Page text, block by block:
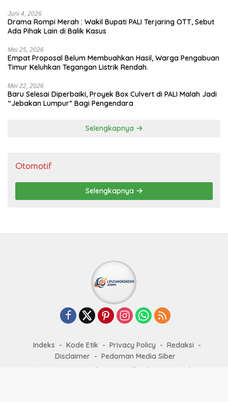
Juni 4, 2026
Drama Rompi Merah : Wakil Bupati PALI Terjaring OTT, Sebut
Ada Pihak Lain di Balik Kasus
Mei 25, 2026
Empat Proposal Belum Membuahkan Hasil, Warga Pengabuan
Timur Keluhkan Tegangan Listrik Rendah.
Mei 22, 2026
Baru Selesai Diperbaiki, Proyek Box Culvert di PALI Malah Jadi
“Jebakan Lumpur” Bagi Pengendara
Selengkapnya
Otomotif
Selengkapnya
Indeks Kode Etik Privacy Policy
Redaksi
Disclaimer
Pedoman Media Siber
Liputan Oke News . All rights reserved.